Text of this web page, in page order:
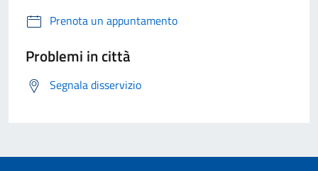
Prenota un appuntamento
Problemi in città
Segnala disservizio